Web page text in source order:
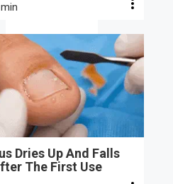
Dries Up And Falls
The First Use